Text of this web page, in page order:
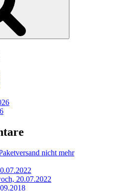
nicht mehr
20.07.2022